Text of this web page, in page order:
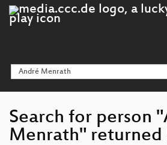
Search for person
Menrath" returned